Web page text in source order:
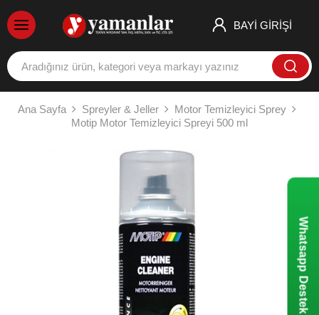
BAYİ GİRİŞİ
Ana Sayfa Spreyler & Jeller
Motor Temizleyici Sprey
Motip Motor Temizleyici Spreyi 500 ml
Whatsapp Destek